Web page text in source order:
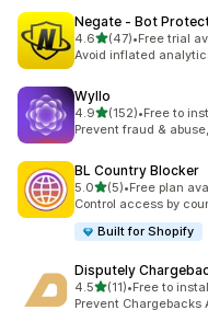
Negate ‑ Bot
4.6滿分 5 顆星
(47)
共有 47 則評價
•Free trial
Avoid inflated
Wyllo
4.9滿分 5 顆星
(152)
共有 152 則評價
•Free to
Prevent fraud &
BL Country Blocker
5.0滿分 5 顆星
(5)
共有 5 則評價
•Free plan
Control access by
Built for Shopify
Disputely
4.5滿分 5 顆星
(11)
共有 11 則評價
•Free to
Prevent Chargebacks